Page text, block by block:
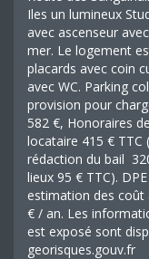
Iles un lumineux
avec ascenseur
mer. Le logement
placards avec coin
avec WC. Parking
provision pour
582 €, Honoraires
locataire 415 € TTC
rédaction du bail
lieux 95 € TTC).
estimation des
€ / an. Les
est exposé sont
georisques.gouv.fr